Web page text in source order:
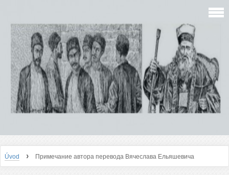
Úvod › Примечание автора перевода Вячеслава Ельяшевича